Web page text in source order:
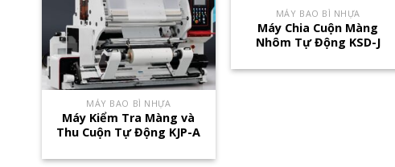
MÁY BAO BÌ NHỰA
Máy Kiểm Tra Màng và
Thu Cuộn Tự Động KJP-A
MÁY BAO BÌ NHỰA
Máy Chia Cuộn Màng
Nhôm Tự Động KSD-J